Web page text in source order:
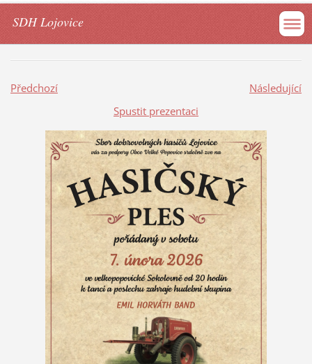
SDH Lojovice
Předchozí
Následující
Spustit prezentaci